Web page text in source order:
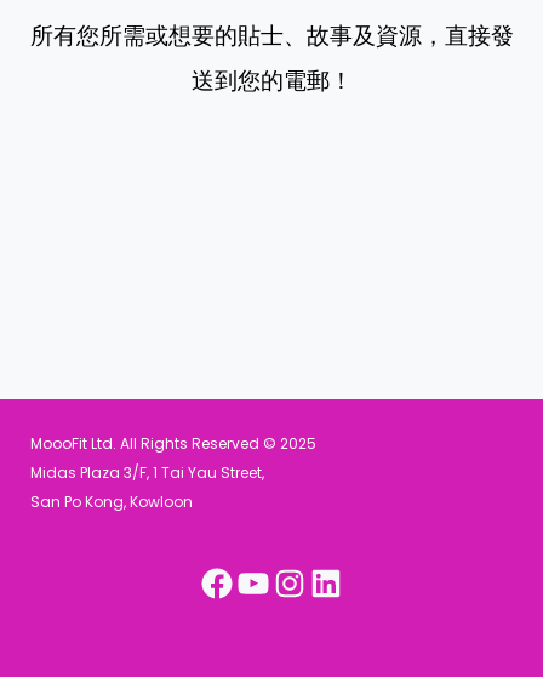
所有您所需或想要的貼士、故事及資源，直接發
送到您的電郵！
MoooFit Ltd. All Rights Reserved © 2025
Midas Plaza 3/F, 1 Tai Yau Street,
San Po Kong, Kowloon
Facebook
YouTube
Instagram
LinkedIn